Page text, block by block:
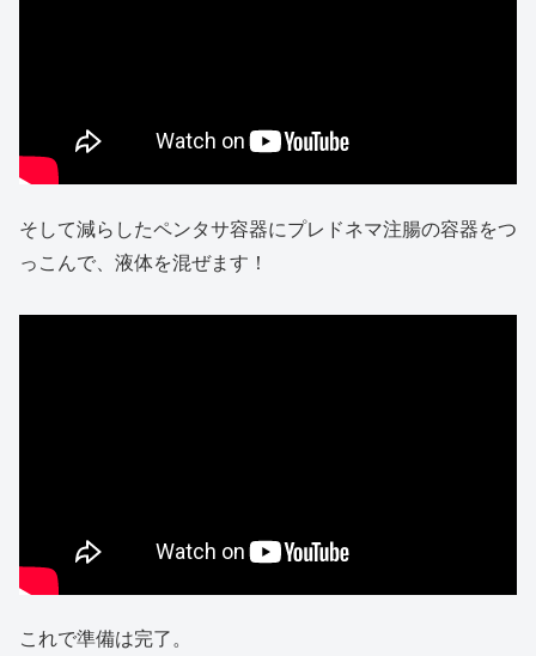
そして減らしたペンタサ容器にプレドネマ注腸の容器をつ
っこんで、液体を混ぜます！
これで準備は完了。